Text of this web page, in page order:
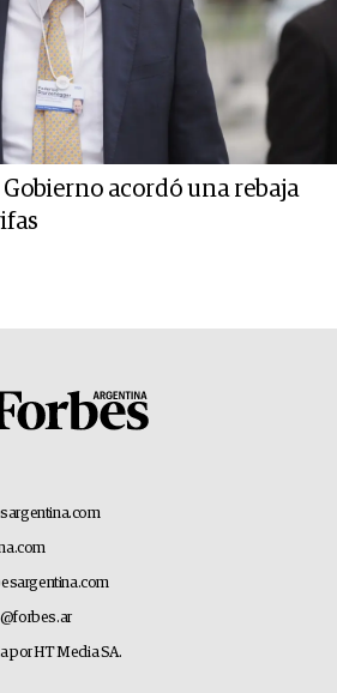
acordó una rebaja
por HT Media SA.